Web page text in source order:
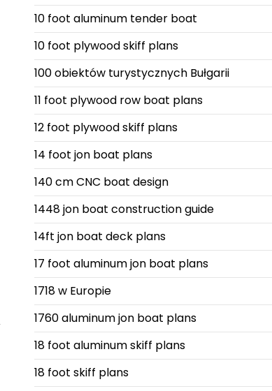
10 foot aluminum tender boat
10 foot plywood skiff plans
100 obiektów turystycznych Bułgarii
11 foot plywood row boat plans
12 foot plywood skiff plans
14 foot jon boat plans
140 cm CNC boat design
1448 jon boat construction guide
14ft jon boat deck plans
17 foot aluminum jon boat plans
1718 w Europie
1760 aluminum jon boat plans
18 foot aluminum skiff plans
18 foot skiff plans